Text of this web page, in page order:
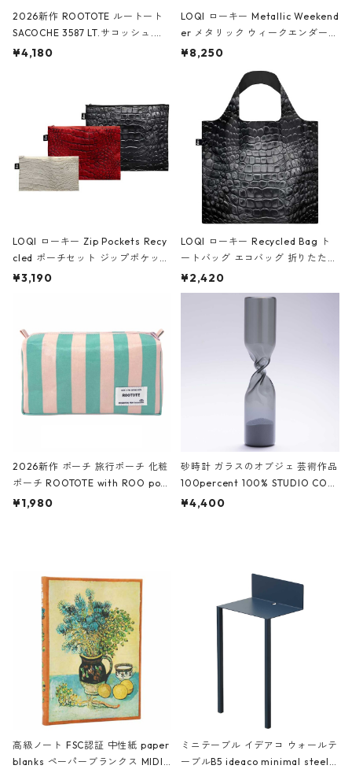
2026新作 ROOTOTE ルートート
SACOCHE 3587 LT.サコッシュ.ル
ミエ-B ショルダーバッグ グロスピ
¥4,180
LOQI ローキー Metallic Weekend
er メタリック ウィークエンダー
ボストンバッグ ショルダーバッグ
Black ジャン=ミッシェル・バスキ
ア/クラウン ブラック
¥8,250
LOQI ローキー Zip Pockets Recy
cled ポーチセット ジップポケット
ファスナーポーチ 撥水加工 トラベ
ーガンディー、オフホワイト
¥3,190
LOQI ローキー Recycled Bag ト
ートバッグ エコバッグ 折りたたみ
大きめ 撥水加工 収納ポーチ CRO
CODILE/Black クロコダイル/ブラ
¥2,420
2026新作 ポーチ 旅行ポーチ 化粧
ポーチ ROOTOTE with ROO pou
ch 3532 ルートート WR.ポーチ.ラ
¥1,980
砂時計 ガラスのオブジェ 芸術作品
100percent 100% STUDIO COH
AKU Timeless 100パーセント ス
¥4,400
高級ノート FSC認証 中性紙 paper
blanks ペーパーブランクス MIDI
ミニテーブル イデアコ ウォールテ
ーブルB5 ideaco minimal steel f